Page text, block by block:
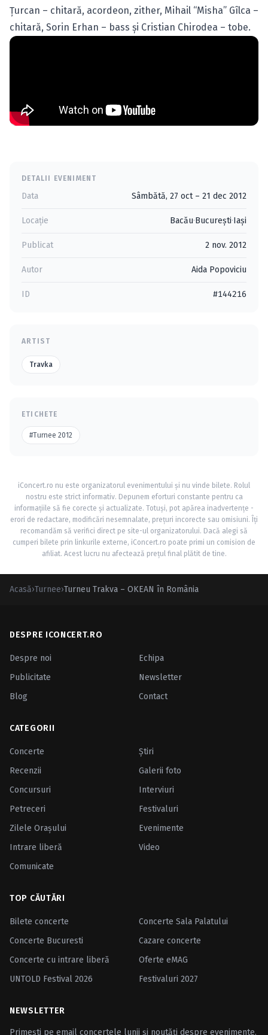
Ţurcan – chitară, acordeon, zither, Mihail “Misha” Gîlca –
chitară, Sorin Erhan – bass şi Cristian Chirodea – tobe.
DETALII EVENIMENT
Data Sâmbătă, 27 oct – 21 dec 2012
Locație Bacău·Bucureşti·Iaşi
Publicat 2 nov. 2012
Autor Aida Popoviciu
ID #144216
ARTIST
Travka
ETICHETE
#Turnee 2012
iConcert.ro nu este organizatorul evenimentului și nu vinde bilete. Rolul
nostru este strict informativ. Depunem eforturi constante pentru ca
informațiile să fie corecte și actualizate. Totuși, pot apărea inadvertențe -
erori de redactare, modificări nesemnalate, prețuri incorecte sau omisiuni. Îți
recomandăm să verifici direct pe site-ul organizatorului. Dacă alegi să
cumperi bilete prin linkurile externe, iConcert.ro poate primi un comision de
afiliat. Acest lucru nu afectează prețul final plătit de tine.
Acasă›Turnee›Turneu Trakva – OKEAN în România
DESPRE ICONCERT.RO
Despre noi
Echipa
Publicitate
Newsletter
Blog
Contact
CATEGORII
Concerte
Ştiri
Recenzii
Galerii foto
Concursuri
Interviuri
Petreceri
Festivaluri
Zilele Oraşului
Evenimente
Intrare liberă
Video
Comunicate
TOP CĂUTĂRI
Bilete concerte
Concerte Sala Palatului
Concerte Bucuresti
Cazare concerte
Concerte cu intrare liberă
Oferte eMAG
UNTOLD Festival 2026
Festivaluri 2027
NEWSLETTER
Primești pe email concertele lunii și noutăți despre evenimente.